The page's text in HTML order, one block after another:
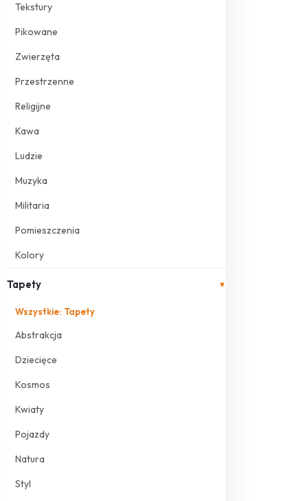
Tekstury
Pikowane
Zwierzęta
Przestrzenne
Religijne
Kawa
Ludzie
Muzyka
Militaria
Pomieszczenia
Kolory
Tapety ▾
Wszystkie: Tapety
Abstrakcja
Dziecięce
Kosmos
Kwiaty
Pojazdy
Natura
Styl